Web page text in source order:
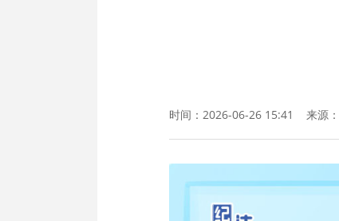
时间：2026-06-26 15:41 来源：